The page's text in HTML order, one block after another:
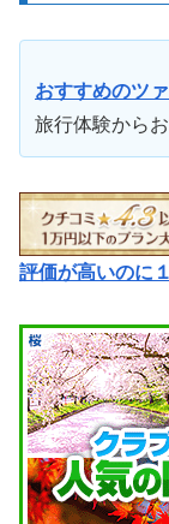
おすすめのツ
旅行体験から
評価が高いのに